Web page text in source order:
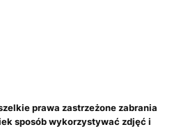
prawa zastrzeżone zabrania
sposób wykorzystywać zdjęć i